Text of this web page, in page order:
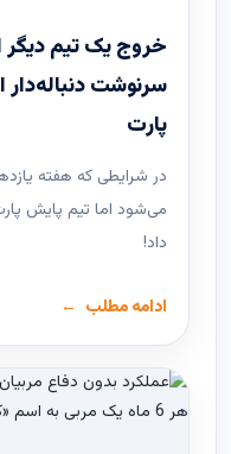
خروج یک تیم دیگر
سرنوشت دنباله‌دار
پارت
در شرایطی که هفته
می‌شود اما تیم پایش
داد!
ادامه مطلب